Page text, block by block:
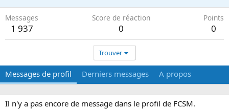
Messages
1 937
Score de réaction
0
Points
0
Trouver
Messages de profil Derniers messages A propos
Il n'y a pas encore de message dans le profil de FCSM.